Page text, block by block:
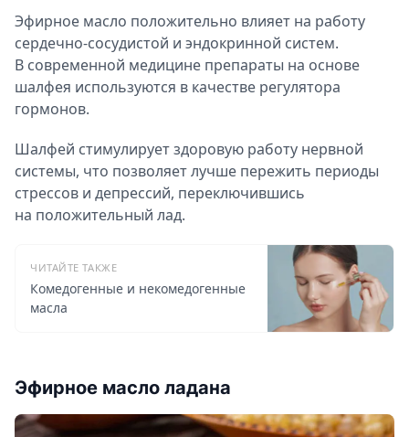
Эфирное масло положительно влияет на работу
сердечно-сосудистой и эндокринной систем.
В современной медицине препараты на основе
шалфея используются в качестве регулятора
гормонов.
Шалфей стимулирует здоровую работу нервной
системы, что позволяет лучше пережить периоды
стрессов и депрессий, переключившись
на положительный лад.
ЧИТАЙТЕ ТАКЖЕ
Комедогенные и некомедогенные
масла
Эфирное масло ладана